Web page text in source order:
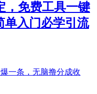
，免费工具一键
单入门必学引流